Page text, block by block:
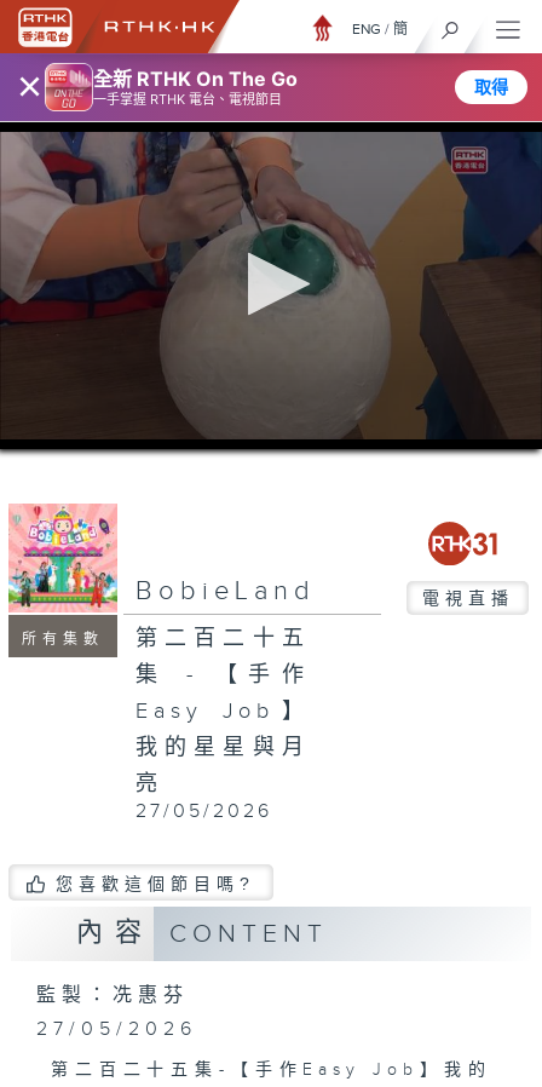
× 全新 RTHK On The Go
一手掌握 RTHK 電台、電視節目
取得
ENG / 簡
0
seconds
minutes,
6
seconds
所有集數
BobieLand 電視直播
第二百二十五
集 - 【手作
Easy Job】
我的星星與月
亮
27/05/2026
您喜歡這個節目嗎?
內容 CONTENT
監製：冼惠芬
27/05/2026
第二百二十五集-【手作Easy Job】我的